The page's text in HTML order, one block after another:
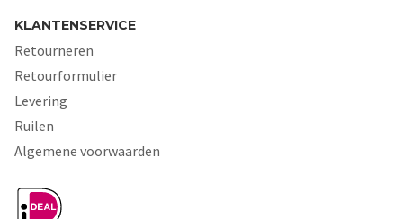
KLANTENSERVICE
Retourneren
Retourformulier
Levering
Ruilen
Algemene voorwaarden